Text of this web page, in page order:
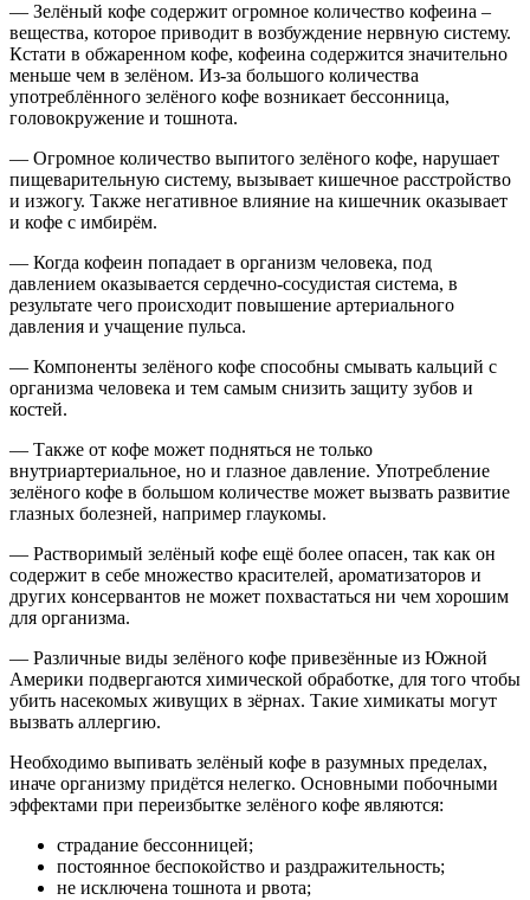
— Зелёный кофе содержит огромное количество кофеина –
вещества, которое приводит в возбуждение нервную систему.
Кстати в обжаренном кофе, кофеина содержится значительно
меньше чем в зелёном. Из-за большого количества
употреблённого зелёного кофе возникает бессонница,
головокружение и тошнота.
— Огромное количество выпитого зелёного кофе, нарушает
пищеварительную систему, вызывает кишечное расстройство
и изжогу. Также негативное влияние на кишечник оказывает
и кофе с имбирём.
— Когда кофеин попадает в организм человека, под
давлением оказывается сердечно-сосудистая система, в
результате чего происходит повышение артериального
давления и учащение пульса.
— Компоненты зелёного кофе способны смывать кальций с
организма человека и тем самым снизить защиту зубов и
костей.
— Также от кофе может подняться не только
внутриартериальное, но и глазное давление. Употребление
зелёного кофе в большом количестве может вызвать развитие
глазных болезней, например глаукомы.
— Растворимый зелёный кофе ещё более опасен, так как он
содержит в себе множество красителей, ароматизаторов и
других консервантов не может похвастаться ни чем хорошим
для организма.
— Различные виды зелёного кофе привезённые из Южной
Америки подвергаются химической обработке, для того чтобы
убить насекомых живущих в зёрнах. Такие химикаты могут
вызвать аллергию.
Необходимо выпивать зелёный кофе в разумных пределах,
иначе организму придётся нелегко. Основными побочными
эффектами при переизбытке зелёного кофе являются:
страдание бессонницей;
постоянное беспокойство и раздражительность;
не исключена тошнота и рвота;